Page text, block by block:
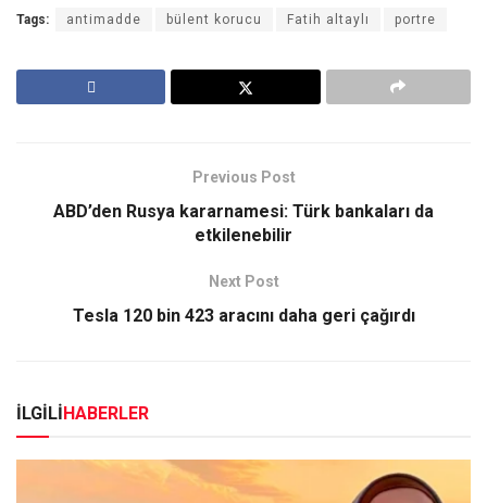
Tags: antimadde bülent korucu Fatih altaylı portre
Previous Post
ABD’den Rusya kararnamesi: Türk bankaları da
etkilenebilir
Next Post
Tesla 120 bin 423 aracını daha geri çağırdı
İLGİLİ HABERLER